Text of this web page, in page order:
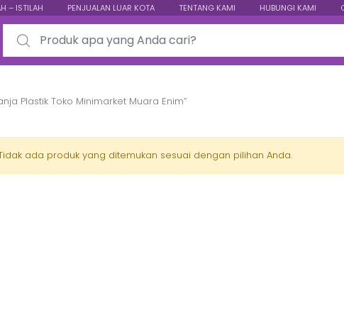
– ISTILAH PENJUALAN LUAR KOTA TENTANG KAMI HUBUNGI KAMI
Search for:
Plastik Toko Minimarket Muara Enim”
ada produk yang ditemukan sesuai dengan pilihan Anda.